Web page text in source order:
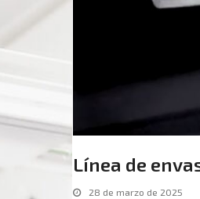
Línea de
28 de marzo de 2025